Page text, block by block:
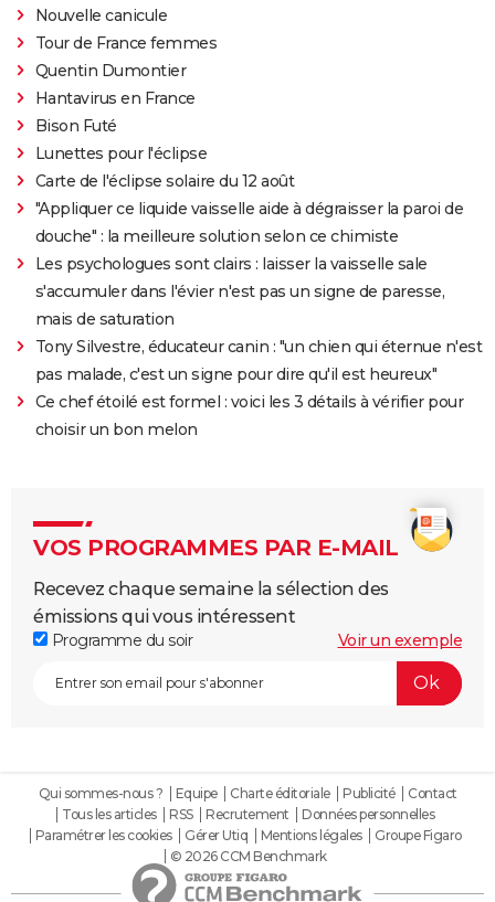
Nouvelle canicule
Tour de France femmes
Quentin Dumontier
Hantavirus en France
Bison Futé
Lunettes pour l'éclipse
Carte de l'éclipse solaire du 12 août
"Appliquer ce liquide vaisselle aide à dégraisser la paroi de
douche" : la meilleure solution selon ce chimiste
Les psychologues sont clairs : laisser la vaisselle sale
s'accumuler dans l'évier n'est pas un signe de paresse,
mais de saturation
Tony Silvestre, éducateur canin : "un chien qui éternue n'est
pas malade, c'est un signe pour dire qu'il est heureux"
Ce chef étoilé est formel : voici les 3 détails à vérifier pour
choisir un bon melon
VOS PROGRAMMES PAR E-MAIL
Recevez chaque semaine la sélection des
émissions qui vous intéressent
Programme du soir Voir un exemple
Qui sommes-nous ? Equipe Charte éditoriale Publicité
Contact
Tous les articles
RSS Recrutement
Données personnelles
Paramétrer les cookies
Gérer Utiq Mentions légales
Groupe Figaro
© 2026 CCM Benchmark